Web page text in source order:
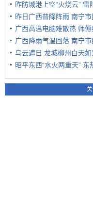
昨防城港上空“火烧云” 雷
昨日广西普降阵雨 南宁
广西高温电脑难散热 师
广西降雨气温回落 南宁
乌云遮日 龙城柳州白天如
昭平东西“水火两重天” 东
关